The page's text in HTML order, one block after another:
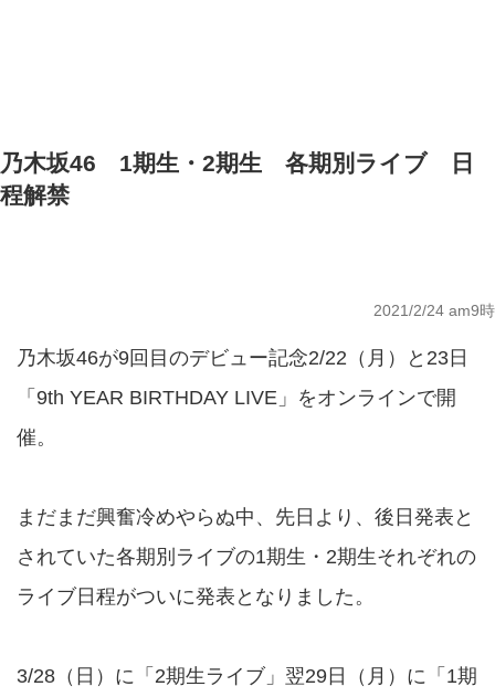
乃木坂46 1期生・2期生 各期別ライブ 日
程解禁
2021/2/24 am9時
乃木坂46が9回目のデビュー記念2/22（月）と23日
「9th YEAR BIRTHDAY LIVE」をオンラインで開
催。
まだまだ興奮冷めやらぬ中、先日より、後日発表と
されていた各期別ライブの1期生・2期生それぞれの
ライブ日程がついに発表となりました。
3/28（日）に「2期生ライブ」翌29日（月）に「1期